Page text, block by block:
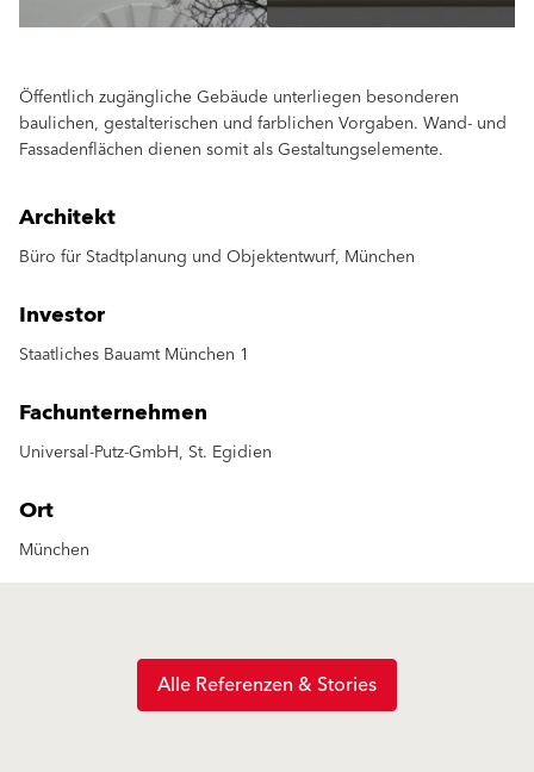
Öffentlich zugängliche Gebäude unterliegen besonderen
baulichen, gestalterischen und farblichen Vorgaben. Wand- und
Fassadenflächen dienen somit als Gestaltungselemente.
Architekt
Büro für Stadtplanung und Objektentwurf, München
Investor
Staatliches Bauamt München 1
Fachunternehmen
Universal-Putz-GmbH, St. Egidien
Ort
München
Alle Referenzen & Stories